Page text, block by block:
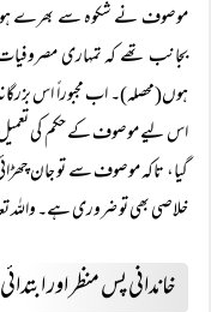
موصوف نے شکوہ سے بھرے
بجانب تھے کہ تمہاری
ہوں(محصلہ)۔ اب مجبوراً اس
اس لیے موصوف کے حکم کی تعمیل
گیا، تاکہ موصوف سے تو جان
خلاصی بھی تو ضروری ہے۔ واللہ
خاندانی پس منظر اور